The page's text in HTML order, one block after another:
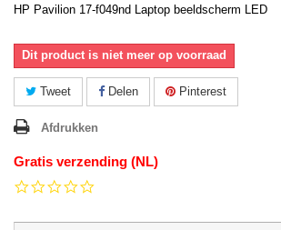
HP Pavilion 17-f049nd Laptop beeldscherm LED
Dit product is niet meer op voorraad
Tweet Delen Pinterest
Afdrukken
Gratis verzending (NL)